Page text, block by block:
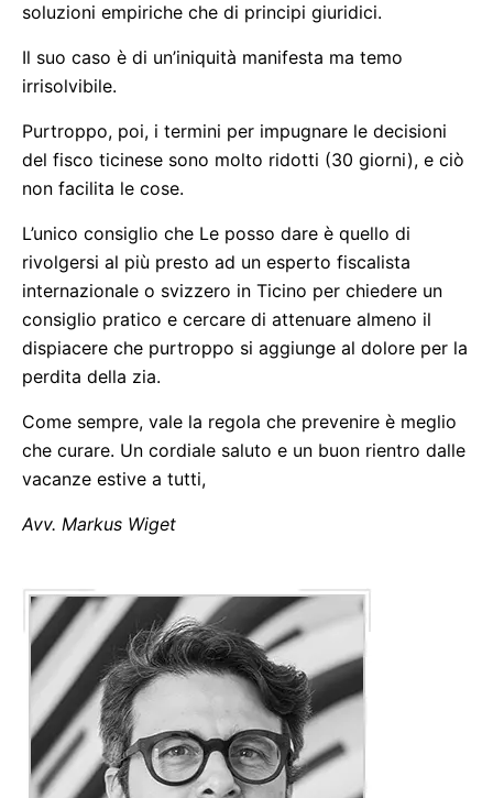
soluzioni empiriche che di principi giuridici.
Il suo caso è di un’iniquità manifesta ma temo
irrisolvibile.
Purtroppo, poi, i termini per impugnare le decisioni
del fisco ticinese sono molto ridotti (30 giorni), e ciò
non facilita le cose.
L’unico consiglio che Le posso dare è quello di
rivolgersi al più presto ad un esperto fiscalista
internazionale o svizzero in Ticino per chiedere un
consiglio pratico e cercare di attenuare almeno il
dispiacere che purtroppo si aggiunge al dolore per la
perdita della zia.
Come sempre, vale la regola che prevenire è meglio
che curare. Un cordiale saluto e un buon rientro dalle
vacanze estive a tutti,
Avv. Markus Wiget